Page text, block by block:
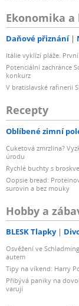
Ekonomika a
Daňové přiznání
Itálie vyklízí pláže.
Potenciální zachránce
konkurz
V bratislavské rafinerii
Recepty
Oblíbené zimní
Cuketová zmrzlina?
úrodu
Rychlé buchty s
Oopsie bread:
surovin a bez mouky
Hobby a
BLESK Tlapky
Osvěžení ve
autem
Tipy na víkend: Harry
Přibývá paniky na
varují